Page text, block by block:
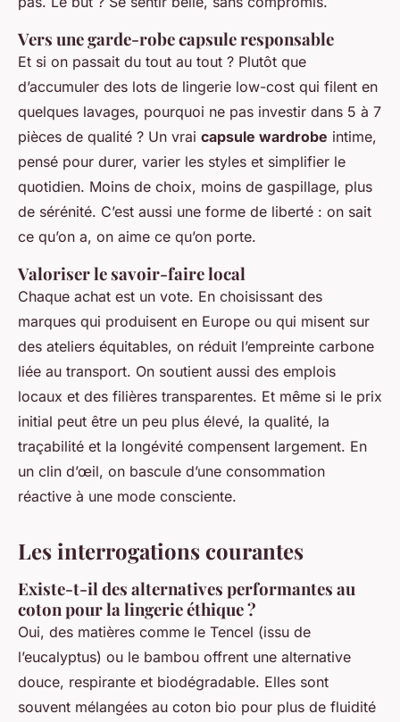
Vers une garde-robe capsule responsable
Et si on passait du tout au tout ? Plutôt que
d’accumuler des lots de lingerie low-cost qui filent en
quelques lavages, pourquoi ne pas investir dans 5 à 7
pièces de qualité ? Un vrai capsule wardrobe intime,
pensé pour durer, varier les styles et simplifier le
quotidien. Moins de choix, moins de gaspillage, plus
de sérénité. C’est aussi une forme de liberté : on sait
ce qu’on a, on aime ce qu’on porte.
Valoriser le savoir-faire local
Chaque achat est un vote. En choisissant des
marques qui produisent en Europe ou qui misent sur
des ateliers équitables, on réduit l’empreinte carbone
liée au transport. On soutient aussi des emplois
locaux et des filières transparentes. Et même si le prix
initial peut être un peu plus élevé, la qualité, la
traçabilité et la longévité compensent largement. En
un clin d’œil, on bascule d’une consommation
réactive à une mode consciente.
Les interrogations courantes
Existe-t-il des alternatives performantes au
coton pour la lingerie éthique ?
Oui, des matières comme le Tencel (issu de
l’eucalyptus) ou le bambou offrent une alternative
douce, respirante et biodégradable. Elles sont
souvent mélangées au coton bio pour plus de fluidité